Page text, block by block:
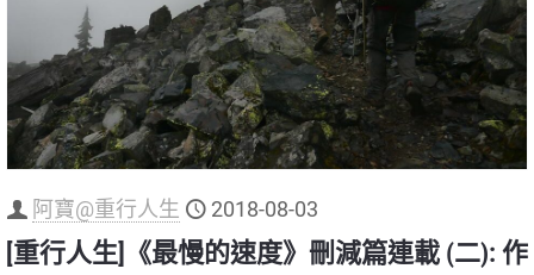
阿寶@重行人生 2018-08-03
[重行人生]《最慢的速度》刪減篇連載 (二): 作